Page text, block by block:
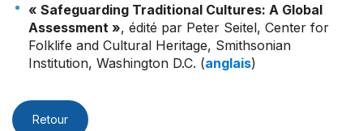
« Safeguarding Traditional Cultures: A Global
Assessment », édité par Peter Seitel, Center for
Folklife and Cultural Heritage, Smithsonian
Institution, Washington D.C. (anglais)
Retour